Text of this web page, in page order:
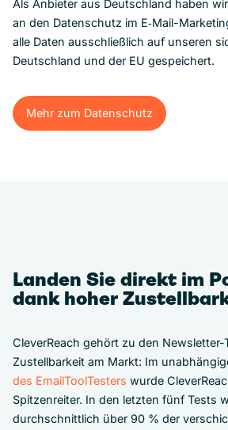
Als Anbieter aus Deutschland haben
an den Datenschutz im E‑Mail-
alle Daten ausschließlich auf unseren
Deutschland und der EU gespeichert.
Mehr zum Datenschutz
Mehr zum Datenschutz
Landen Sie direkt im
dank hoher
CleverReach gehört zu den
Zustellbarkeit am Markt: Im
des EmailToolTesters wurde
Spitzenreiter. In den letzten fünf Tests
durchschnittlich über 90 % der